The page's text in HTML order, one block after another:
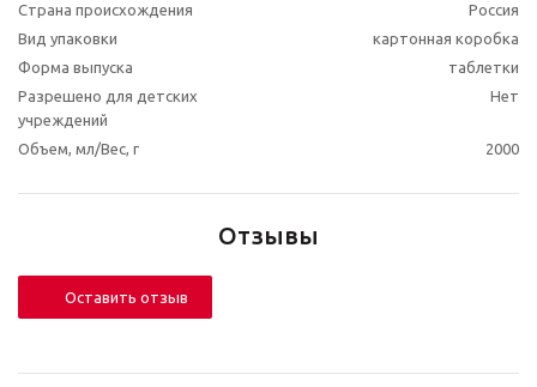
Страна происхождения
Россия
Вид упаковки
картонная коробка
Форма выпуска
таблетки
Разрешено для детских
учреждений
Нет
Объем, мл/Вес, г 2000
Отзывы
Оставить отзыв